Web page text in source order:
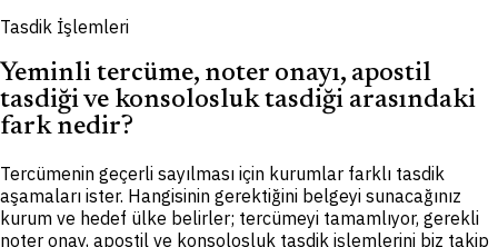
Tasdik İşlemleri
Yeminli tercüme, noter onayı, apostil
tasdiği ve konsolosluk tasdiği arasındaki
fark nedir?
Tercümenin geçerli sayılması için kurumlar farklı tasdik
aşamaları ister. Hangisinin gerektiğini belgeyi sunacağınız
kurum ve hedef ülke belirler; tercümeyi tamamlıyor, gerekli
noter onay, apostil ve konsolosluk tasdik işlemlerini biz takip